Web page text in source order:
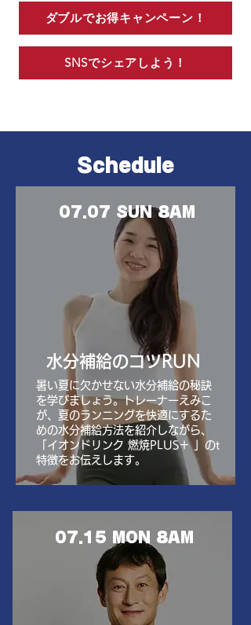
ダブルでお得キャンペーン！
SNSでシェアしよう！
Schedule
水分補給のコツRUN
暑い夏に欠かせない水分補給の秘訣
を学びましょう。トレーナーえみこ
が、夏のランニングを快適にするた
めの水分補給方法を紹介しながら、
「イオンドリンク 燃焼PLUS＋ 」のt
特徴をお伝えします。
07.07 SUN 8AM
07.15 MON 8AM